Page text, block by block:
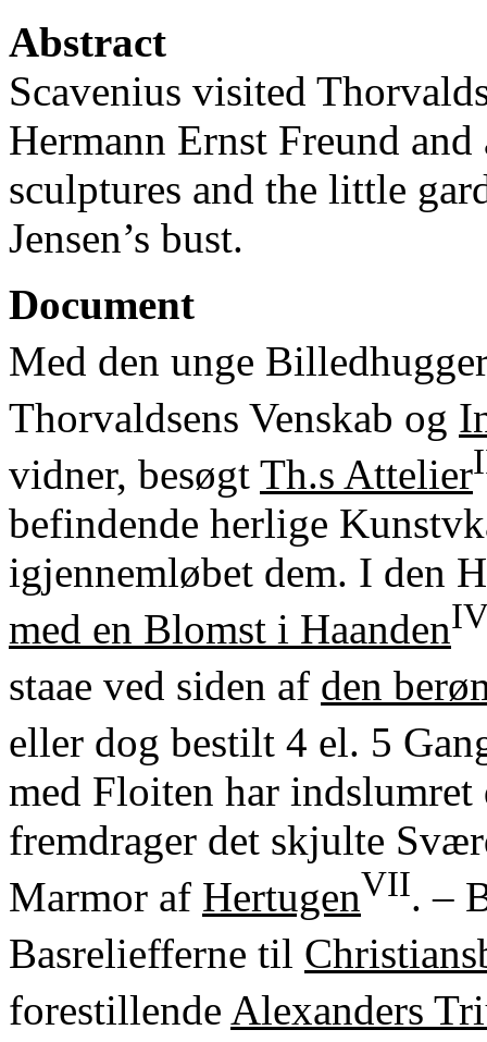
Abstract
Scavenius visited
Hermann Ernst Freund
sculptures and the little
Jensen’s bust.
Document
Med den unge
Thorvaldsens Venskab og
vidner, besøgt Th.s Attelier
befindende herlige
igjennemløbet dem. I den
med en Blomst i Haanden
staae ved siden af den
eller dog bestilt 4 el. 5
med Floiten har
fremdrager det skjulte
Marmor af HertugenVII. –
Basreliefferne til
forestillende Alexanders